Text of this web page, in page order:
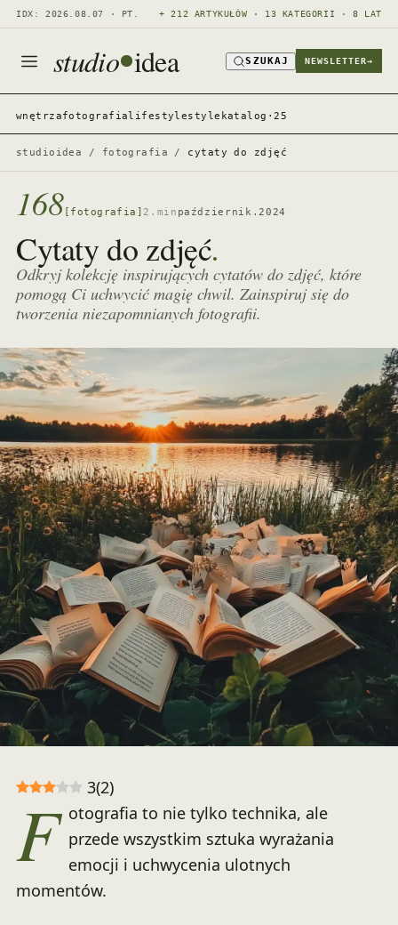
IDX: 2026.08.07 · PT. + 212 ARTYKUŁÓW · 13 KATEGORII · 8 LAT
studio idea SZUKAJ NEWSLETTER→
wnętrzafotografialifestylestyle katalog·25
studioidea / fotografia / cytaty do zdjęć
168 [fotografia] 2.min październik.2024
Cytaty do zdjęć.
Odkryj kolekcję inspirujących cytatów do zdjęć, które
pomogą Ci uchwycić magię chwil. Zainspiruj się do
tworzenia niezapomnianych fotografii.
3(2)
F otografia to nie tylko technika, ale
przede wszystkim sztuka wyrażania
emocji i uchwycenia ulotnych
momentów.